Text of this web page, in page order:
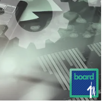
pour une facture déjà